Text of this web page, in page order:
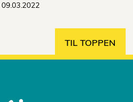
09.03.2022
TIL TOPPEN